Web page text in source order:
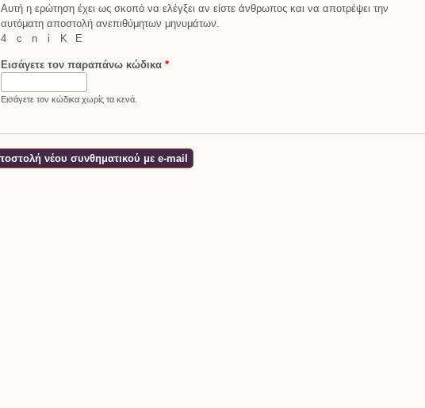
Αυτή η ερώτηση έχει ως σκοπό να ελέγξει αν είστε άνθρωπος και να αποτρέψει την
αυτόματη αποστολή ανεπιθύμητων μηνυμάτων.
i
n
c E
K
4
Εισάγετε τον παραπάνω κώδικα *
Εισάγετε τον κώδικα χωρίς τα κενά.